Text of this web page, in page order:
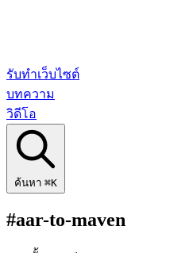
รับทำเว็บไซต์
บทความ
วิดีโอ
ค้นหา ⌘K
#aar-to-maven